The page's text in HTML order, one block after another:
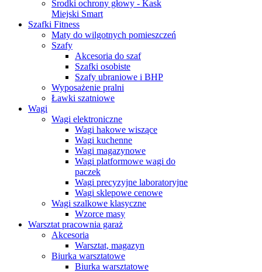
Środki ochrony głowy - Kask
Miejski Smart
Szafki Fitness
Maty do wilgotnych pomieszczeń
Szafy
Akcesoria do szaf
Szafki osobiste
Szafy ubraniowe i BHP
Wyposażenie pralni
Ławki szatniowe
Wagi
Wagi elektroniczne
Wagi hakowe wiszące
Wagi kuchenne
Wagi magazynowe
Wagi platformowe wagi do
paczek
Wagi precyzyjne laboratoryjne
Wagi sklepowe cenowe
Wagi szalkowe klasyczne
Wzorce masy
Warsztat pracownia garaż
Akcesoria
Warsztat, magazyn
Biurka warsztatowe
Biurka warsztatowe